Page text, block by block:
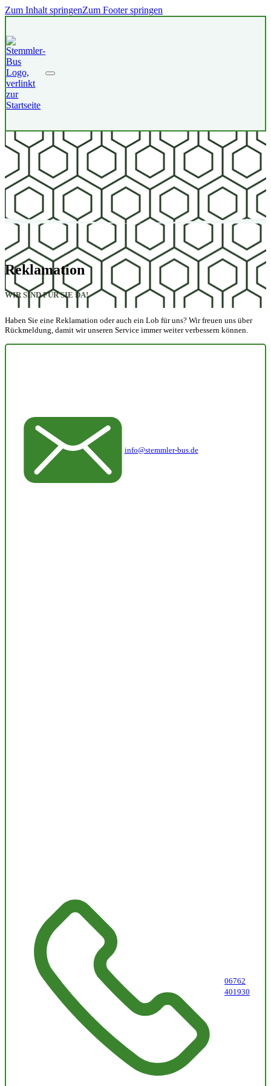
Zum Inhalt springenZum Footer springen
Reklamation
WIR SIND FÜR SIE DA!
Haben Sie eine Reklamation oder auch ein Lob für uns? Wir freuen uns über
Rückmeldung, damit wir unseren Service immer weiter verbessern können.
info@stemmler-bus.de
06762
401930